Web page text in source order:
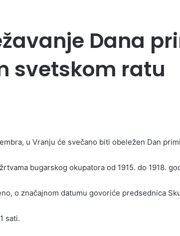
Dana
svetskom ratu
u Vranju će svečano biti obeležen Dan
bugarskog okupatora od 1915. do 1918.
o značajnom datumu govoriće predsednica
sati.